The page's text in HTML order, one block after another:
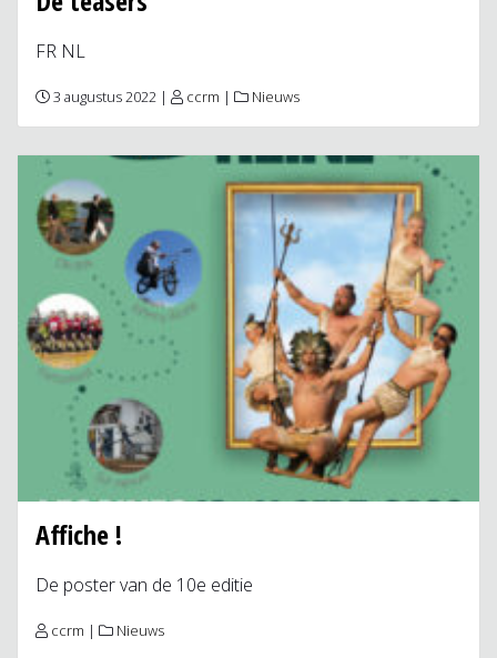
FR NL
3 augustus 2022 | ccrm | Nieuws
Affiche !
De poster van de 10e editie
ccrm | Nieuws